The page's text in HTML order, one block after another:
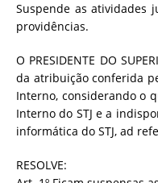
Suspende as atividades
providências.
O PRESIDENTE DO
da atribuição conferida
Interno, considerando o
Interno do STJ e a
informática do STJ, ad
RESOLVE: